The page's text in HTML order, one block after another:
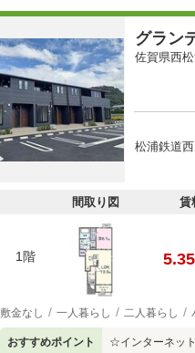
グラン
佐賀県西
松浦鉄道
間取り図 賃
1階 5.35
敷金なし 一人暮らし 二人暮らし
おすすめポイント ☆インターネッ